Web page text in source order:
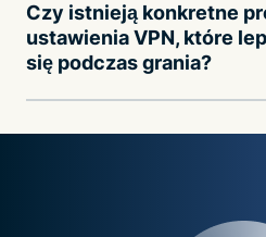
Czy istnieją konkretne
ustawienia VPN, które
się podczas grania?